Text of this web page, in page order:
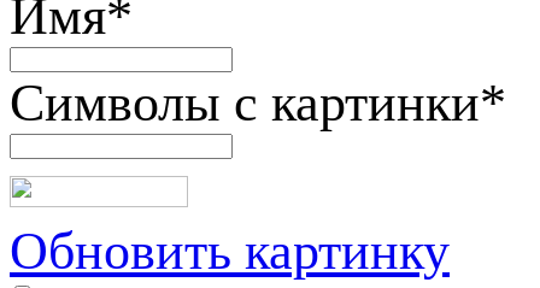
Имя*
Символы с картинки*
Обновить картинку